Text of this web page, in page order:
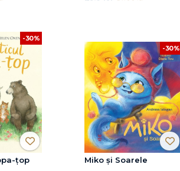
-30%
țop
-30%
Miko și Soarele